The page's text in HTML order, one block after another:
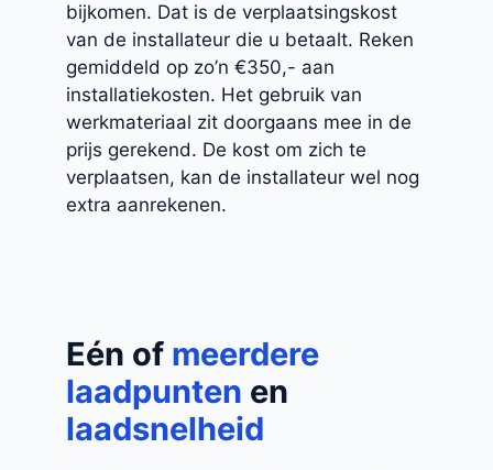
bijkomen. Dat is de verplaatsingskost
van de installateur die u betaalt. Reken
gemiddeld op zo’n €350,- aan
installatiekosten. Het gebruik van
werkmateriaal zit doorgaans mee in de
prijs gerekend. De kost om zich te
verplaatsen, kan de installateur wel nog
extra aanrekenen.
Eén of meerdere
laadpunten en
laadsnelheid